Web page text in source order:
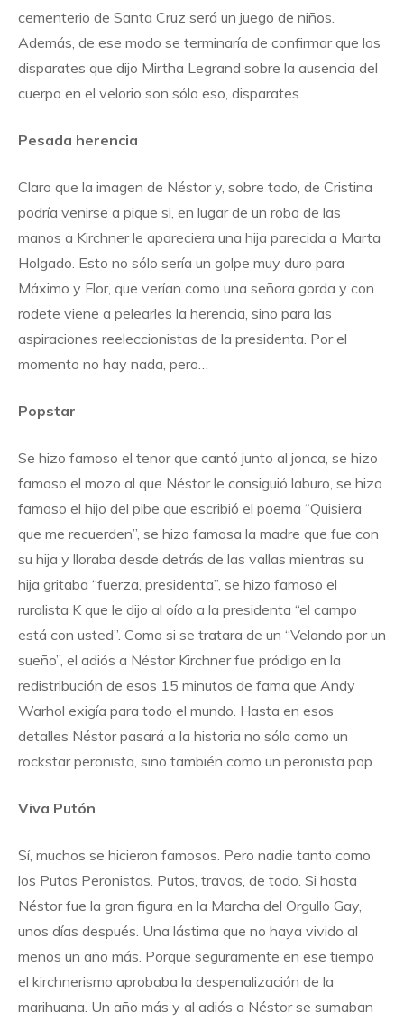
cementerio de Santa Cruz será un juego de niños.
Además, de ese modo se terminaría de confirmar que los
disparates que dijo Mirtha Legrand sobre la ausencia del
cuerpo en el velorio son sólo eso, disparates.
Pesada herencia
Claro que la imagen de Néstor y, sobre todo, de Cristina
podría venirse a pique si, en lugar de un robo de las
manos a Kirchner le apareciera una hija parecida a Marta
Holgado. Esto no sólo sería un golpe muy duro para
Máximo y Flor, que verían como una señora gorda y con
rodete viene a pelearles la herencia, sino para las
aspiraciones reeleccionistas de la presidenta. Por el
momento no hay nada, pero…
Popstar
Se hizo famoso el tenor que cantó junto al jonca, se hizo
famoso el mozo al que Néstor le consiguió laburo, se hizo
famoso el hijo del pibe que escribió el poema “Quisiera
que me recuerden”, se hizo famosa la madre que fue con
su hija y lloraba desde detrás de las vallas mientras su
hija gritaba “fuerza, presidenta”, se hizo famoso el
ruralista K que le dijo al oído a la presidenta “el campo
está con usted”. Como si se tratara de un “Velando por un
sueño”, el adiós a Néstor Kirchner fue pródigo en la
redistribución de esos 15 minutos de fama que Andy
Warhol exigía para todo el mundo. Hasta en esos
detalles Néstor pasará a la historia no sólo como un
rockstar peronista, sino también como un peronista pop.
Viva Putón
Sí, muchos se hicieron famosos. Pero nadie tanto como
los Putos Peronistas. Putos, travas, de todo. Si hasta
Néstor fue la gran figura en la Marcha del Orgullo Gay,
unos días después. Una lástima que no haya vivido al
menos un año más. Porque seguramente en ese tiempo
el kirchnerismo aprobaba la despenalización de la
marihuana. Un año más y al adiós a Néstor se sumaban